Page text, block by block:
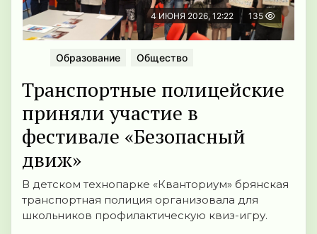
4 ИЮНЯ 2026, 12:22 135
Образование Общество
Транспортные полицейские
приняли участие в
фестивале «Безопасный
движ»
В детском технопарке «Кванториум» брянская
транспортная полиция организовала для
школьников профилактическую квиз-игру.